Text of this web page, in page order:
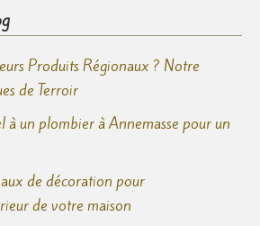
Produits Régionaux ? Notre
de Terroir
à un plombier à Annemasse pour un
de décoration pour
de votre maison